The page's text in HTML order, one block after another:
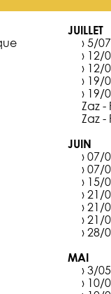
JUILLET
› 5/
› 12/
› 12/
› 19/
› 19/
Zaz -
Zaz -
JUIN
› 07/
› 07/
› 15/
› 21/
› 21/
› 21/
› 28/
MAI
› 3/
› 10/